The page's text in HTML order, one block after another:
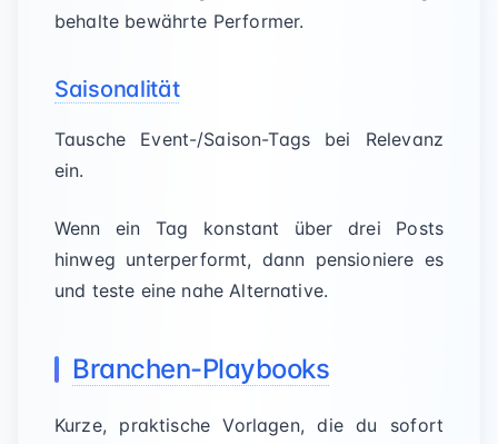
behalte bewährte Performer.
Saisonalität
Tausche Event-/Saison-Tags bei Relevanz
ein.
Wenn ein Tag konstant über drei Posts
hinweg unterperformt, dann pensioniere es
und teste eine nahe Alternative.
Branchen-Playbooks
Kurze, praktische Vorlagen, die du sofort